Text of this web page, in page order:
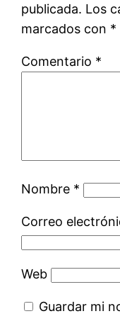
publicada. Los
marcados con *
Comentario *
Nombre *
Correo
Web
Guardar mi